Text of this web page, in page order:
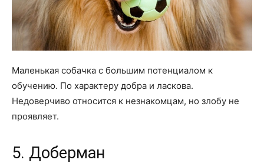
Маленькая собачка с большим потенциалом к
обучению. По характеру добра и ласкова.
Недоверчиво относится к незнакомцам, но злобу не
проявляет.
5. Доберман